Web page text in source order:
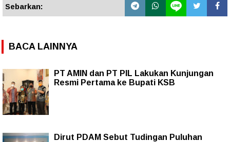
Sebarkan:
BACA LAINNYA
PT AMIN dan PT PIL Lakukan Kunjungan
Resmi Pertama ke Bupati KSB
Dirut PDAM Sebut Tudingan Puluhan